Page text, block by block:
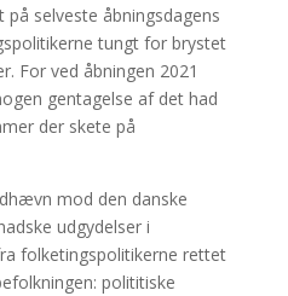
selveste åbningsdagens
tungt for brystet
For ved åbningen 2021
gentagelse af det had
der skete på
mod den danske
udgydelser i
folketingspolitikerne rettet
polititiske